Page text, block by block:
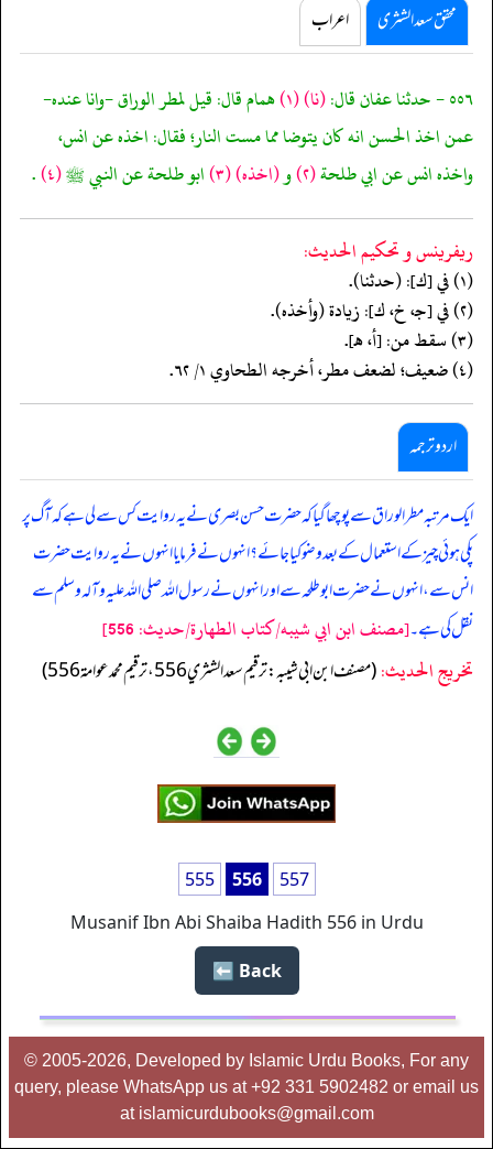
محقق سعد الشثری اعراب
٥٥٦ - حدثنا عفان قال: (نا)(١) همام قال: قيل لمطر الوراق -وانا عنده-
عمن اخذ الحسن انه كان يتوضا مما مست النار؛ فقال: اخذه عن انس،
واخذه انس عن ابي طلحة(٢) و(اخذه)(٣) ابو طلحة عن النبي ﷺ(٤) .
ريفرينس و تحكيم الحدیث:
(١) في [ك]: (حدثنا).
(٢) في [جـ، خ، ك]: زيادة (وأخذه).
(٣) سقط من: [أ، هـ].
(٤) ضعيف؛ لضعف مطر، أخرجه الطحاوي ١/ ٦٢.
اردو ترجمہ
ایک مرتبہ مطر الوراق سے پوچھا گیا کہ حضرت حسن بصری نے یہ روایت کس سے لی ہے کہ آگ پر
پکی ہوئی چیز کے استعمال کے بعد وضو کیا جائے؟ انہوں نے فرمایا انہوں نے یہ روایت حضرت
انس سے، انہوں نے حضرت ابو طلحہ سے اور انہوں نے رسول اللہ صلی اللہ علیہ وآلہ وسلم سے
نقل کی ہے۔[مصنف ابن ابي شيبه/كتاب الطهارة/حدیث: 556]
تخریج الحدیث:(مصنف ابن ابي شيبه: ترقيم سعد الشثري 556، ترقيم محمد عوامة 556)
555 556
557
Musanif Ibn Abi Shaiba Hadith 556 in Urdu
Back ⬅️
© 2005-2026, Developed by Islamic Urdu Books, For any
query, please WhatsApp us at +92 331 5902482 or email us
at islamicurdubooks@gmail.com